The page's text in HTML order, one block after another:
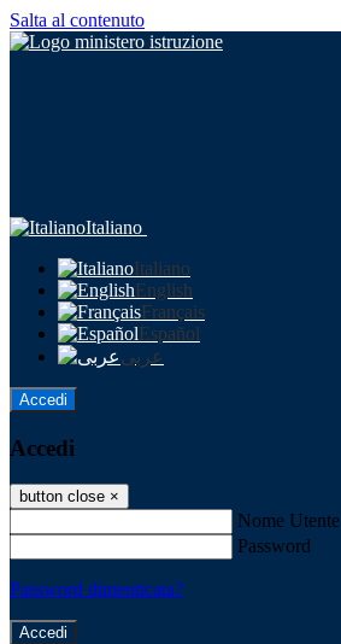
Salta al contenuto
Italiano
Italiano
English
Français
Español
عربى
Accedi
Accedi
button close ×
Nome Utente
Password
Password dimenticata?